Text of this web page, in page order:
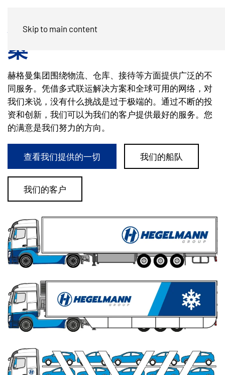
Skip to main content
行业领先的物流解决方
案
赫格曼集团围绕物流、仓库、接待等方面提供广泛的不
同服务。凭借多式联运解决方案和全球可用的网络，对
我们来说，没有什么挑战是过于极端的。通过不断的投
资和创新，我们可以为我们的客户提供最好的服务。您
的满意是我们努力的方向。
查看我们提供的一切 我们的船队
我们的客户